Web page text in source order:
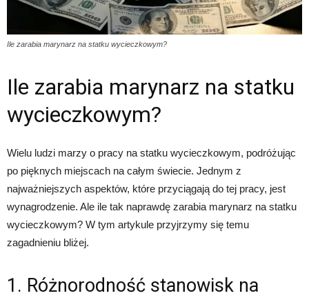
Ile zarabia marynarz na statku wycieczkowym?
Ile zarabia marynarz na statku
wycieczkowym?
Wielu ludzi marzy o pracy na statku wycieczkowym, podróżując
po pięknych miejscach na całym świecie. Jednym z
najważniejszych aspektów, które przyciągają do tej pracy, jest
wynagrodzenie. Ale ile tak naprawdę zarabia marynarz na statku
wycieczkowym? W tym artykule przyjrzymy się temu
zagadnieniu bliżej.
1. Różnorodność stanowisk na